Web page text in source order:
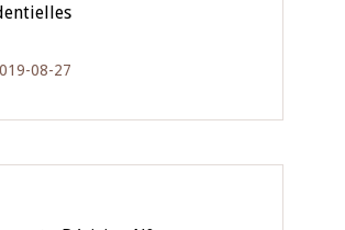
08-27